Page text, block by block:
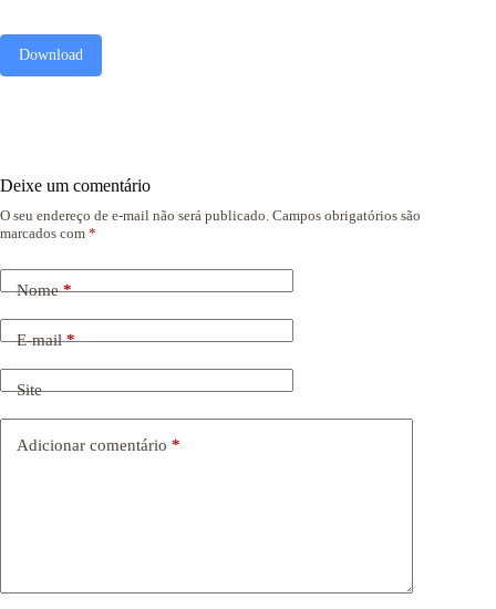
Download
Deixe um comentário
O seu endereço de e-mail não será publicado. Campos obrigatórios são
marcados com *
Nome*
E-mail*
Site
Adicionar comentário *